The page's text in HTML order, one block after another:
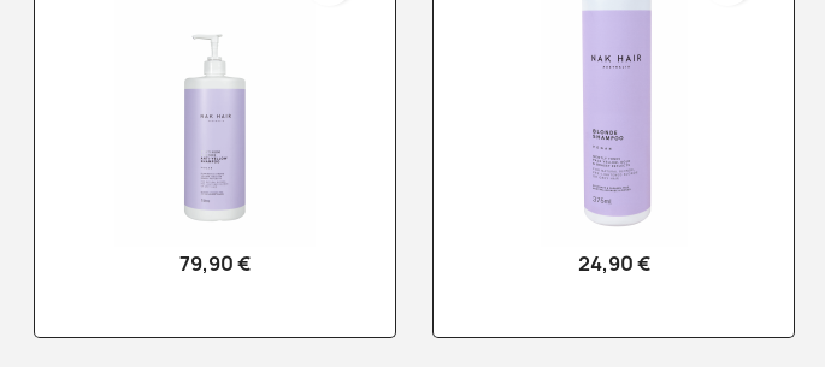
Vista rápida
79,90 € Vista rápida
24,90 €